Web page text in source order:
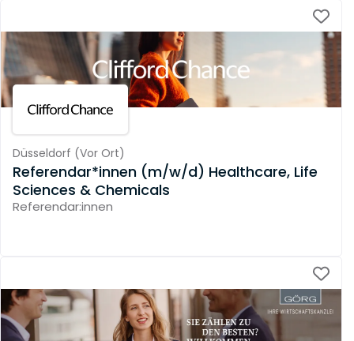
Düsseldorf (Vor Ort)
Referendar*innen (m/w/d) Healthcare, Life
Sciences & Chemicals
Referendar:innen